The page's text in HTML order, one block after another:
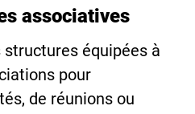
associatives
équipées à
pour
de réunions ou